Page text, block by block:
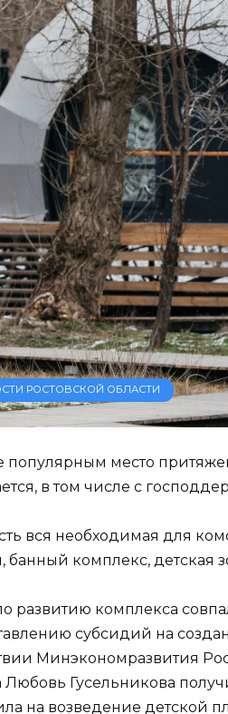
РОСТОВСКОЙ ОБЛАСТИ
популярным место
в том числе с
вся необходимая для
банный комплекс, детская
развитию комплекса
субсидий на
Минэкономразвития
Любовь Гусельникова
на возведение детской